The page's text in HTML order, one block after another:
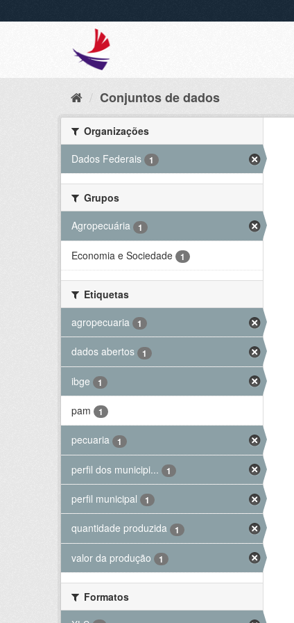
Conjuntos de dados
Organizações
Dados Federais
1
Grupos
Agropecuária
1
Economia e Sociedade 1
Etiquetas
agropecuaria
1
dados abertos 1
ibge 1
pam 1
pecuaria 1
perfil dos municipi... 1
perfil municipal 1
quantidade produzida 1
valor da produção 1
Formatos